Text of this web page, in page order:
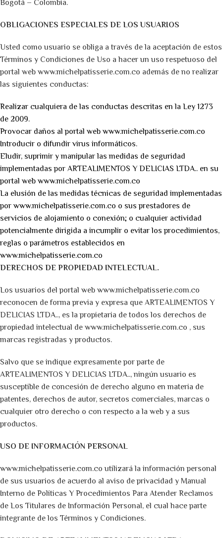
Bogotá – Colombia.
OBLIGACIONES ESPECIALES DE LOS USUARIOS
Usted como usuario se obliga a través de la aceptación de estos
Términos y Condiciones de Uso a hacer un uso respetuoso del
portal web www.michelpatisserie.com.co además de no realizar
las siguientes conductas:
Realizar cualquiera de las conductas descritas en la Ley 1273
de 2009.
Provocar daños al portal web www.michelpatisserie.com.co
Introducir o difundir virus informáticos.
Eludir, suprimir y manipular las medidas de seguridad
implementadas por ARTEALIMENTOS Y DELICIAS LTDA.. en su
portal web www.michelpatisserie.com.co
La elusión de las medidas técnicas de seguridad implementadas
por www.michelpatisserie.com.co o sus prestadores de
servicios de alojamiento o conexión; o cualquier actividad
potencialmente dirigida a incumplir o evitar los procedimientos,
reglas o parámetros establecidos en
www.michelpatisserie.com.co
DERECHOS DE PROPIEDAD INTELECTUAL.
Los usuarios del portal web www.michelpatisserie.com.co
reconocen de forma previa y expresa que ARTEALIMENTOS Y
DELICIAS LTDA.., es la propietaria de todos los derechos de
propiedad intelectual de www.michelpatisserie.com.co , sus
marcas registradas y productos.
Salvo que se indique expresamente por parte de
ARTEALIMENTOS Y DELICIAS LTDA.., ningún usuario es
susceptible de concesión de derecho alguno en materia de
patentes, derechos de autor, secretos comerciales, marcas o
cualquier otro derecho o con respecto a la web y a sus
productos.
USO DE INFORMACIÓN PERSONAL
www.michelpatisserie.com.co utilizará la información personal
de sus usuarios de acuerdo al aviso de privacidad y Manual
Interno de Políticas Y Procedimientos Para Atender Reclamos
de Los Titulares de Información Personal, el cual hace parte
integrante de los Términos y Condiciones.